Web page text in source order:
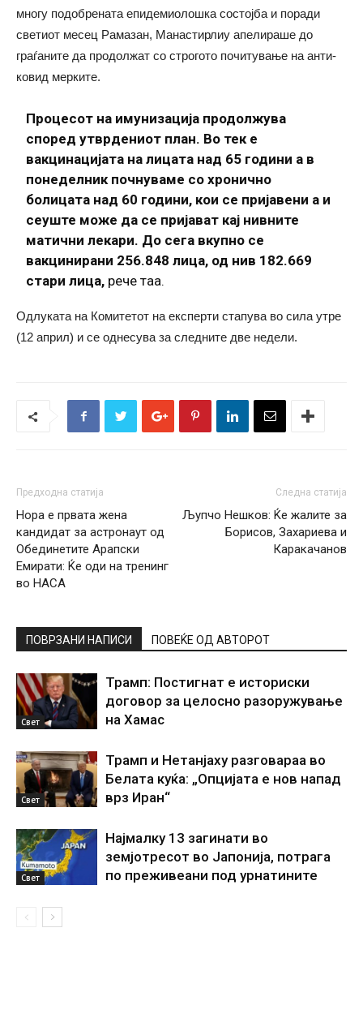
многу подобрената епидемиолошка состојба и поради
светиот месец Рамазан, Манастирлиу апелираше до
граѓаните да продолжат со строгото почитување на анти-
ковид мерките.
Процесот на имунизација продолжува
според утврдениот план. Во тек е
вакцинацијата на лицата над 65 години а в
понеделник почнуваме со хронично
болицата над 60 години, кои се пријавени а и
сеуште може да се пријават кај нивните
матични лекари. До сега вкупно се
вакцинирани 256.848 лица, од нив 182.669
стари лица, рече таа.
Одлуката на Комитетот на експерти стапува во сила утре
(12 април) и се однесува за следните две недели.
Предходна статија
Нора е првата жена
кандидат за астронаут од
Обединетите Арапски
Емирати: Ќе оди на тренинг
во НАСА
Следна статија
Љупчо Нешков: Ќе жалите за
Борисов, Захариева и
Каракачанов
ПОВРЗАНИ НАПИСИ ПОВЕЌЕ ОД АВТОРОТ
Свет
Трамп: Постигнат е историски
договор за целосно разоружување
на Хамас
Свет
Трамп и Нетанјаху разговараа во
Белата куќа: „Опцијата е нов напад
врз Иран“
Свет
Најмалку 13 загинати во
земјотресот во Јапонија, потрага
по преживеани под урнатините